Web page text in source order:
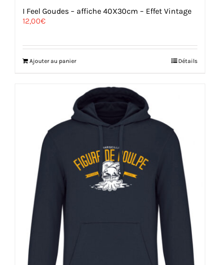
I Feel Goudes – affiche 40X30cm – Effet Vintage
12,00€
Ajouter au panier Détails